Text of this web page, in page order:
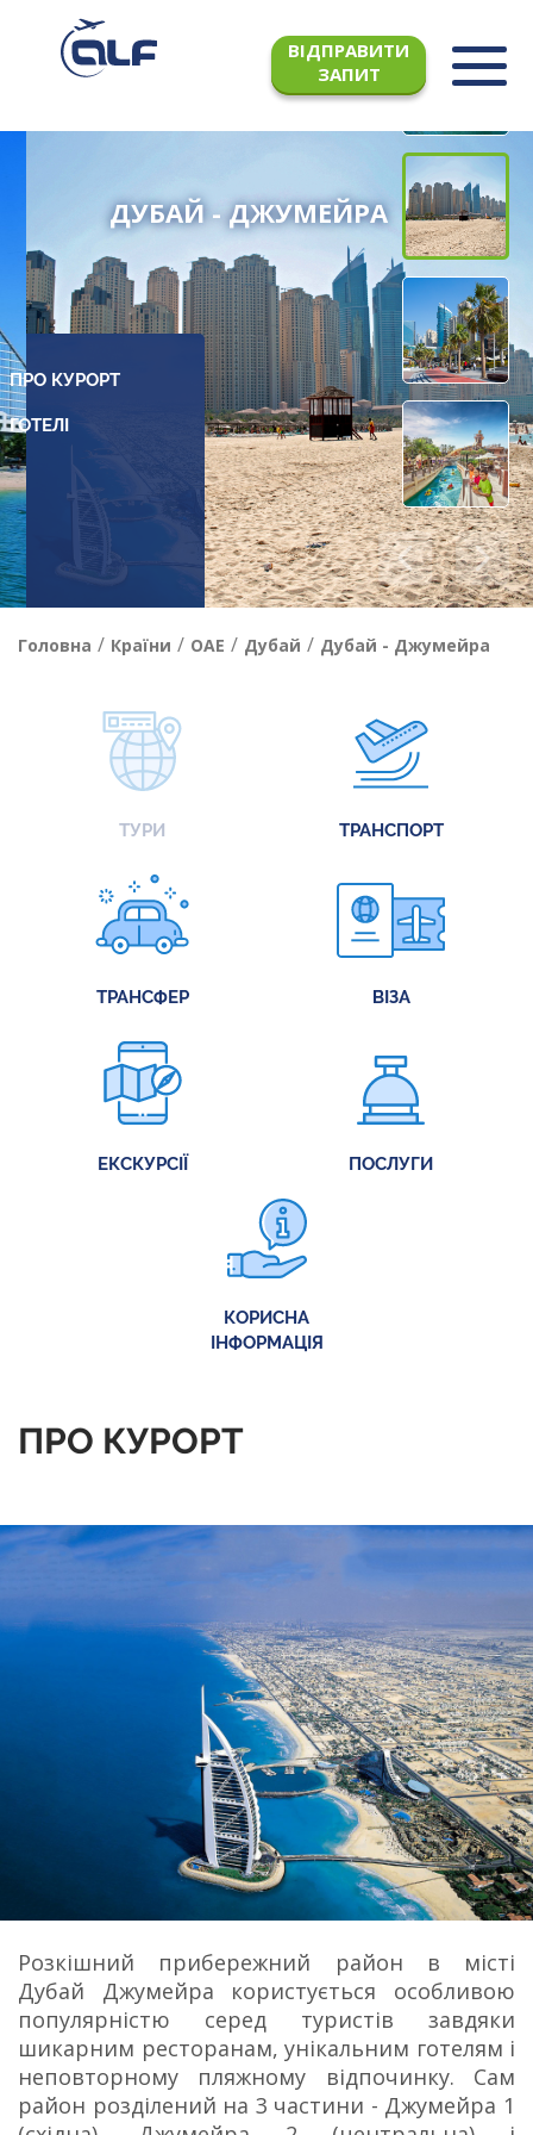
ВІДПРАВИТИ
ЗАПИТ
ДУБАЙ - ДЖУМЕЙРА
ПРО КУРОРТ
Головна / Країни / ОАЕ / Дубай / Дубай - Джумейра
ТУРИ ТРАНСПОРТ
ТРАНСФЕР ВІЗА
ЕКСКУРСІЇ ПОСЛУГИ
КОРИСНА
ІНФОРМАЦІЯ
ПРО КУРОРТ
Розкішний прибережний район в місті
Дубай Джумейра користується особливою
популярністю серед туристів завдяки
шикарним ресторанам, унікальним готелям і
неповторному пляжному відпочинку. Сам
район розділений на 3 частини - Джумейра 1